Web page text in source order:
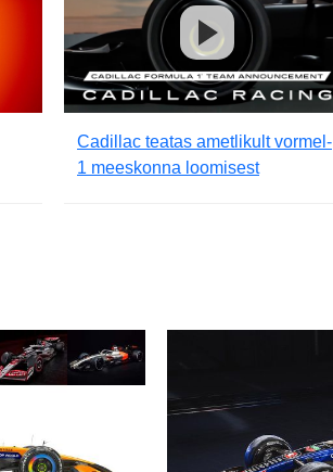
Cadillac teatas ametlikult vormel-
1 meeskonna loomisest